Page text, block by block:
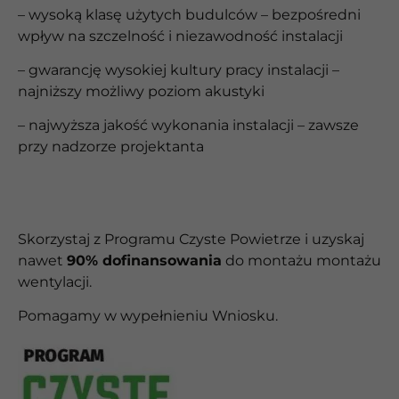
– wysoką klasę użytych budulców – bezpośredni
wpływ na szczelność i niezawodność instalacji
– gwarancję wysokiej kultury pracy instalacji –
najniższy możliwy poziom akustyki
– najwyższa jakość wykonania instalacji – zawsze
przy nadzorze projektanta
Skorzystaj z Programu Czyste Powietrze i uzyskaj
nawet 90% dofinansowania do montażu montażu
wentylacji.
Pomagamy w wypełnieniu Wniosku.